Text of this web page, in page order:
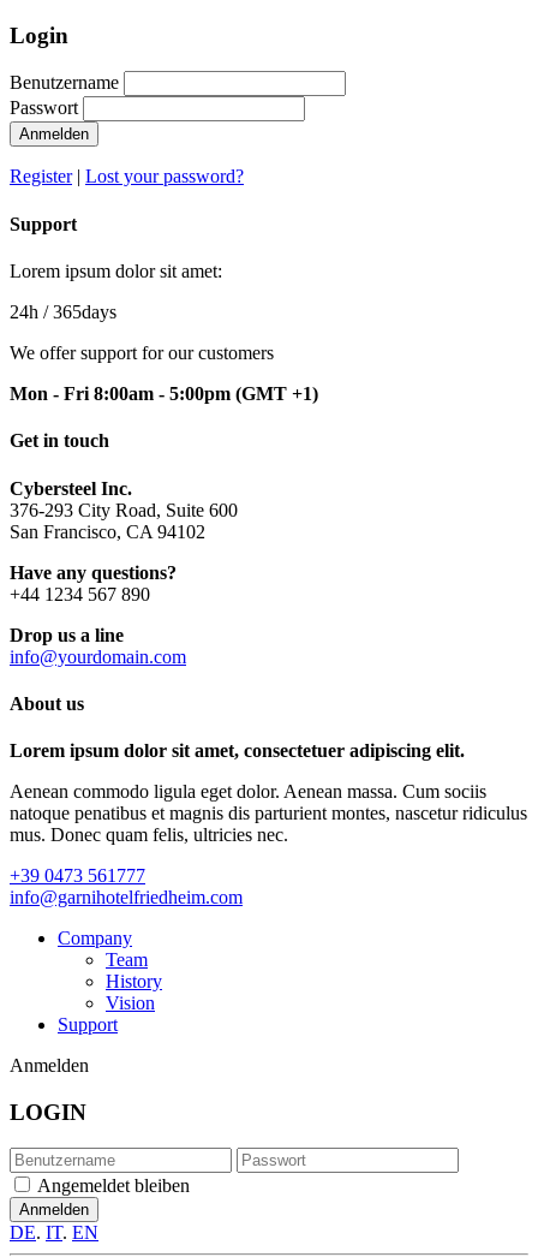
Login
Benutzername
Passwort
Anmelden
Register| Lost your password?
Support
Lorem ipsum dolor sit amet:
24h / 365days
We offer support for our customers
Mon - Fri 8:00am - 5:00pm (GMT +1)
Get in touch
Cybersteel Inc.
376-293 City Road, Suite 600
San Francisco, CA 94102
Have any questions?
+44 1234 567 890
Drop us a line
info@yourdomain.com
About us
Lorem ipsum dolor sit amet, consectetuer adipiscing elit.
Aenean commodo ligula eget dolor. Aenean massa. Cum sociis
natoque penatibus et magnis dis parturient montes, nascetur ridiculus
mus. Donec quam felis, ultricies nec.
+39 0473 561777
info@garnihotelfriedheim.com
Company
Team
History
Vision
Support
Anmelden
LOGIN
Angemeldet bleiben
DE. IT. EN